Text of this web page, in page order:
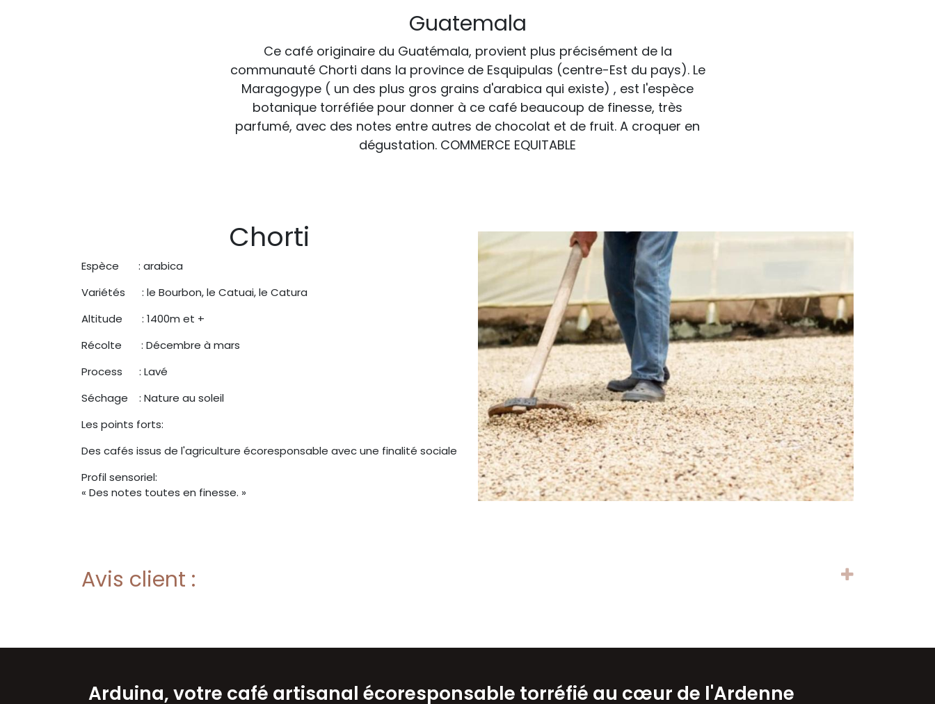
Guatemala
Ce café originaire du Guatémala, provient plus précisément de la
communauté Chorti dans la province de Esquipulas (centre-Est du pays). Le
Maragogype ( un des plus gros grains d'arabica qui existe) , est l'espèce
botanique torréfiée pour donner à ce café beaucoup de finesse, très
parfumé, avec des notes entre autres de chocolat et de fruit. A croquer en
dégustation. COMMERCE EQUITABLE
Chorti
Espèce : arabica
Variétés : le Bourbon, le Catuai, le Catura
Altitude : 1400m et +
Récolte : Décembre à mars
Process : Lavé
Séchage : Nature au soleil
Les points forts:
Des cafés issus de l'agriculture écoresponsable avec une finalité sociale
Profil sensoriel:
« Des notes toutes en finesse. »
Avis client :
Arduina, votre café artisanal écoresponsable torréfié au cœur de l'Ardenne